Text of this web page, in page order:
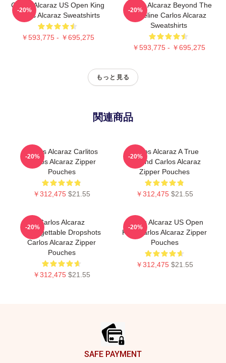
Carlos Alcaraz US Open King
Carlos Alcaraz Sweatshirts
￥593,775 - ￥695,275
-20%
Carlos Alcaraz Beyond The
Baseline Carlos Alcaraz
Sweatshirts
￥593,775 - ￥695,275
-20%
もっと見る
関連商品
Carlos Alcaraz Carlitos
Carlos Alcaraz Zipper
Pouches
￥312,475 $21.55
-20%
Carlos Alcaraz A True
Legend Carlos Alcaraz
Zipper Pouches
￥312,475 $21.55
-20%
Carlos Alcaraz
Unforgettable Dropshots
Carlos Alcaraz Zipper
Pouches
￥312,475 $21.55
-20%
Carlos Alcaraz US Open
King Carlos Alcaraz Zipper
Pouches
￥312,475 $21.55
-20%
SAFE PAYMENT